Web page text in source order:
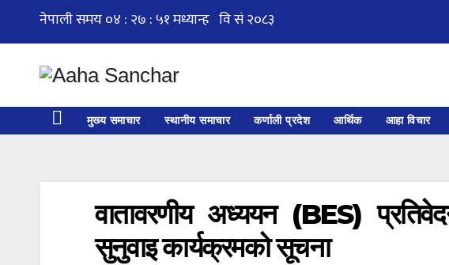
मुख्य समाचार स्थानीय समाचार कर्णाली प्रदेश आर्थिक आहा विचार
वातावरणीय अध्ययन (BES)
सुनुवाइ कार्यक्रमको सूचना